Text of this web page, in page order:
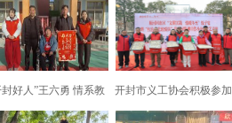
封好人”王六勇 情系教 开封市义工协会积极参加